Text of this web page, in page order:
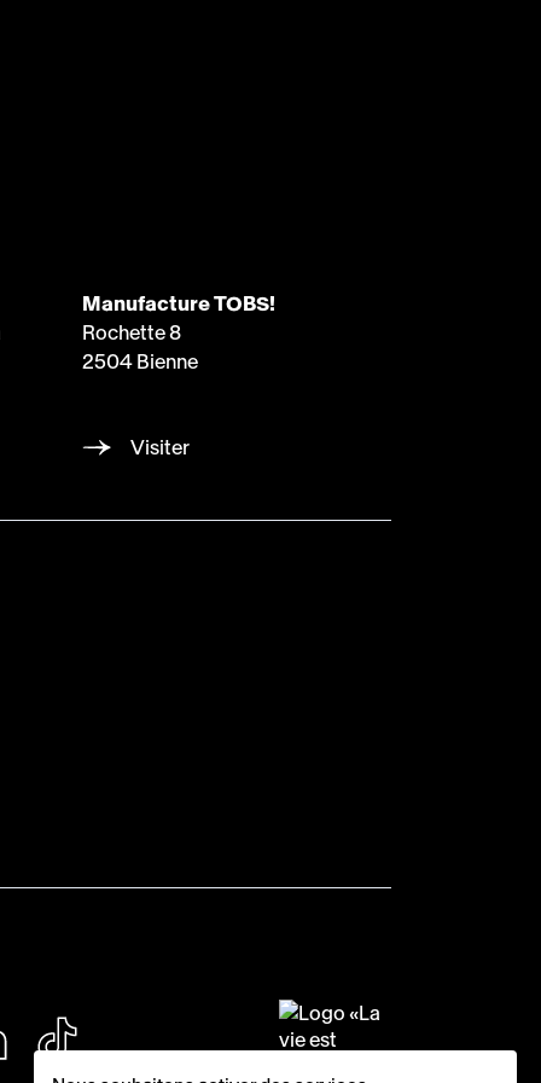
Manufacture TOBS!
Rochette 8
2504 Bienne
Visiter